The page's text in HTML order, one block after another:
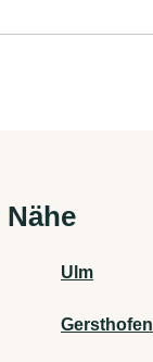
Ulm
Gersthofen